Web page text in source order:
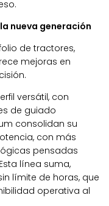
nueva generación
de tractores,
mejoras en
versátil, con
de guiado
consolidan su
con más
pensadas
línea suma,
límite de horas, que
operativa al